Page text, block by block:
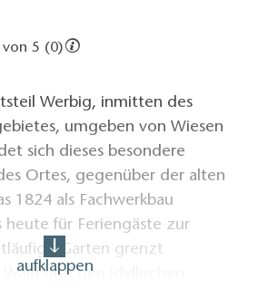
von 5 (0)
Werbig, inmitten des
umgeben von Wiesen
sich dieses besondere
Ortes, gegenüber der alten
1824 als Fachwerkbau
heute für Feriengäste zur
Garten grenzt
und den idyllischen
aufklappen